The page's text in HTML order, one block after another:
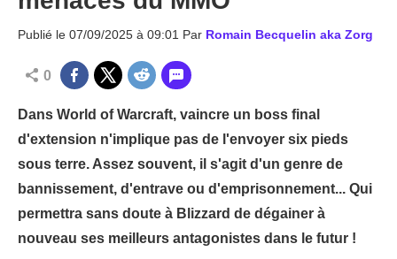
Publié le 07/09/2025 à 09:01 Par Romain Becquelin aka Zorg
0
Dans World of Warcraft, vaincre un boss final
d'extension n'implique pas de l'envoyer six pieds
sous terre. Assez souvent, il s'agit d'un genre de
bannissement, d'entrave ou d'emprisonnement... Qui
permettra sans doute à Blizzard de dégainer à
nouveau ses meilleurs antagonistes dans le futur !